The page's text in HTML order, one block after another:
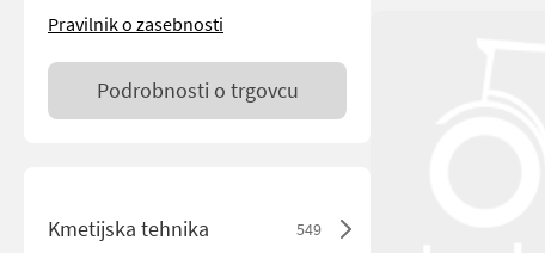
Pravilnik o zasebnosti
Podrobnosti o trgovcu
Kmetijska tehnika 549